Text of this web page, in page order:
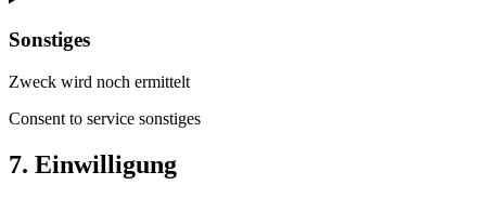
Sonstiges
Zweck wird noch ermittelt
Consent to service sonstiges
7. Einwilligung